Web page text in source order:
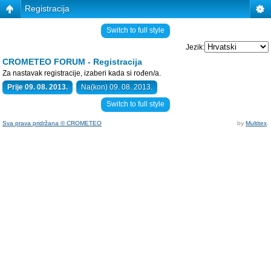
Registracija
Switch to full style
Jezik:
CROMETEO FORUM - Registracija
Za nastavak registracije, izaberi kada si rođen/a.
Prije 09. 08. 2013.
Na(kon) 09. 08. 2013.
Switch to full style
Sva prava pridržana © CROMETEO by Multitex